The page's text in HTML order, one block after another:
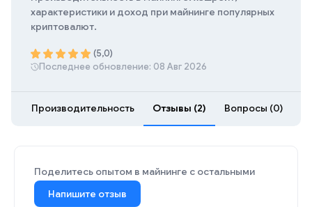
характеристики и доход при майнинге популярных
криптовалют.
(5,0)
Последнее обновление: 08 Авг 2026
Производительность Отзывы (2) Вопросы (0)
Поделитесь опытом в майнинге с остальными
Напишите отзыв